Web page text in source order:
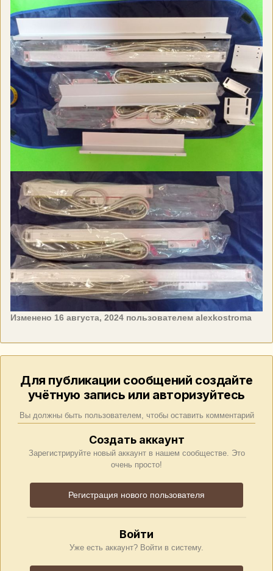
Изменено 16 августа, 2024 пользователем alexkostroma
Для публикации сообщений создайте
учётную запись или авторизуйтесь
Вы должны быть пользователем, чтобы оставить комментарий
Создать аккаунт
Зарегистрируйте новый аккаунт в нашем сообществе. Это
очень просто!
Регистрация нового пользователя
Войти
Уже есть аккаунт? Войти в систему.